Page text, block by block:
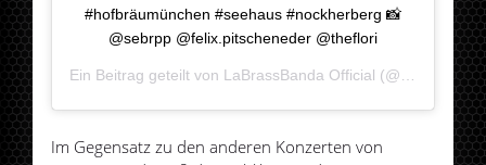
#hofbräumünchen #seehaus #nockherberg 📸
@sebrpp @felix.pitscheneder @theflori
Ein Beitrag geteilt von LaBrassBanda Official (@labrassbandaofficial) am
Im Gegensatz zu den anderen Konzerten von